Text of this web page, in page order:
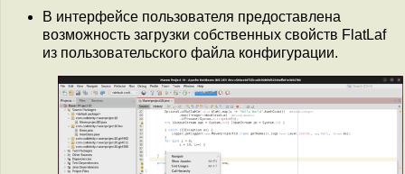
В интерфейсе пользователя предоставлена
возможность загрузки собственных свойств FlatLaf
из пользовательского файла конфигурации.